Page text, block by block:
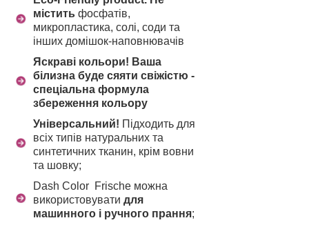
містить фосфатів,
микропластика, солі, соди та
інших домішок-наповнювачів
Яскраві кольори! Ваша
білизна буде сяяти свіжістю -
спеціальна формула
збереження кольору
Універсальний! Підходить для
всіх типів натуральних та
синтетичних тканин, крім вовни
та шовку;
Dash Color Frische можна
використовувати для
машинного і ручного прання;